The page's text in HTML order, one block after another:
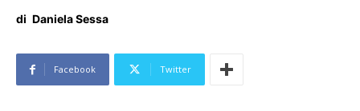
di Daniela Sessa
Facebook Twitter